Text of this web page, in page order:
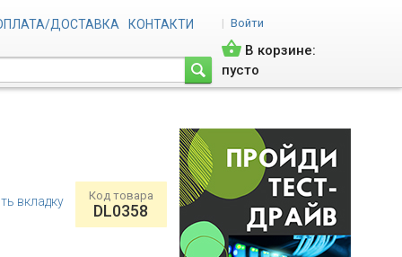
ДОСТАВКА
КОНТАКТИ
| Войти
В корзине:
пусто
вкладку Код товара
DL0358